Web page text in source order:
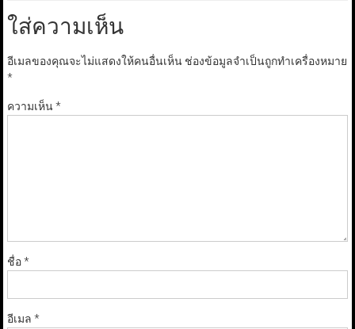
ใส่ความเห็น
อีเมลของคุณจะไม่แสดงให้คนอื่นเห็น ช่องข้อมูลจำเป็นถูกทำเครื่องหมาย
*
ความเห็น*
ชื่อ*
อีเมล *